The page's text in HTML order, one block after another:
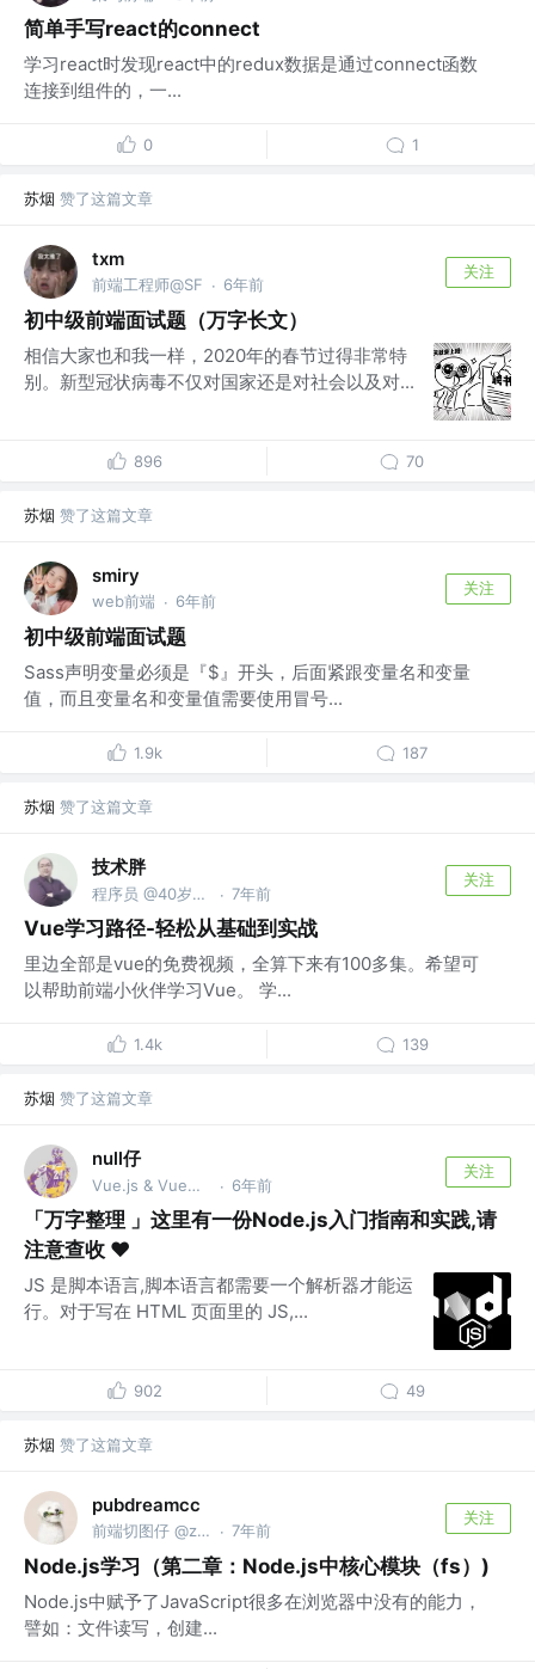
简单手写react的connect
学习react时发现react中的redux数据是通过connect函数
连接到组件的，一...
0 1
苏烟 赞了这篇文章
txm
前端工程师@SF · 6年前
关注
初中级前端面试题（万字长文）
相信大家也和我一样，2020年的春节过得非常特
别。新型冠状病毒不仅对国家还是对社会以及对...
896 70
苏烟 赞了这篇文章
smiry
web前端 · 6年前
关注
初中级前端面试题
Sass声明变量必须是『$』开头，后面紧跟变量名和变量
值，而且变量名和变量值需要使用冒号...
1.9k 187
苏烟 赞了这篇文章
技术胖
程序员 @40岁去当保安了 · 7年前
关注
Vue学习路径-轻松从基础到实战
里边全部是vue的免费视频，全算下来有100多集。希望可
以帮助前端小伙伴学习Vue。 学...
1.4k 139
苏烟 赞了这篇文章
null仔
Vue.js & VueUse团队成员、开源爱好者 · 6年前
关注
「万字整理 」这里有一份Node.js入门指南和实践,请
注意查收 ❤️
JS 是脚本语言,脚本语言都需要一个解析器才能运
行。对于写在 HTML 页面里的 JS,...
902 49
苏烟 赞了这篇文章
pubdreamcc
前端切图仔 @zuolin · 7年前
关注
Node.js学习（第二章：Node.js中核心模块（fs）)
Node.js中赋予了JavaScript很多在浏览器中没有的能力，
譬如：文件读写，创建...